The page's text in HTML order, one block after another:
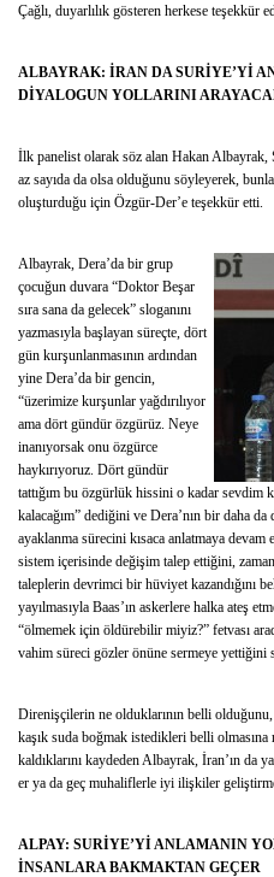
Çağlı, duyarlılık gösteren herkese teşekkür
ALBAYRAK: İRAN DA SURİYE’Yİ
DİYALOGUN YOLLARINI
İlk panelist olarak söz alan Hakan Albayrak,
az sayıda da olsa olduğunu söyleyerek,
oluşturduğu için Özgür-Der’e teşekkür etti.
Albayrak, Dera’da bir grup
çocuğun duvara “Doktor Beşar
sıra sana da gelecek” sloganını
yazmasıyla başlayan süreçte, dört
gün kurşunlanmasının ardından
yine Dera’da bir gencin,
“üzerimize kurşunlar yağdırılıyor
ama dört gündür özgürüz. Neye
inanıyorsak onu özgürce
haykırıyoruz. Dört gündür
tattığım bu özgürlük hissini o kadar sevdim
kalacağım” dediğini ve Dera’nın bir daha
ayaklanma sürecini kısaca anlatmaya
sistem içerisinde değişim talep ettiğini,
taleplerin devrimci bir hüviyet kazandığını
yayılmasıyla Baas’ın askerlere halka ateş
“ölmemek için öldürebilir miyiz?” fetvası
vahim süreci gözler önüne sermeye yettiğini
Direnişçilerin ne olduklarının belli
kaşık suda boğmak istedikleri belli
kaldıklarını kaydeden Albayrak, İran’ın da
er ya da geç muhaliflerle iyi ilişkiler
ALPAY: SURİYE’Yİ ANLAMANIN
İNSANLARA BAKMAKTAN GEÇER